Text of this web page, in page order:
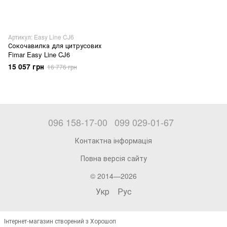
Артикул: Easy Line CJ6
Сокочавилка для цитрусових
Fimar Easy Line CJ6
15 057 грн 16 776 грн
096 158-17-00 099 029-01-67
Контактна інформація
Повна версія сайту
© 2014—2026
Укр Рус
Інтернет-магазин створений з Хорошоп